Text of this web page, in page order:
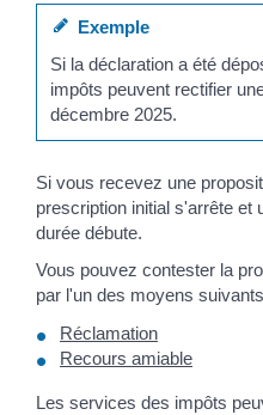
Exemple
Si la déclaration a été
impôts peuvent rectifier
décembre 2025.
Si vous recevez une
prescription initial s'arrête et
durée débute.
Vous pouvez contester la
par l'un des moyens
Réclamation
Recours amiable
Les services des impôts